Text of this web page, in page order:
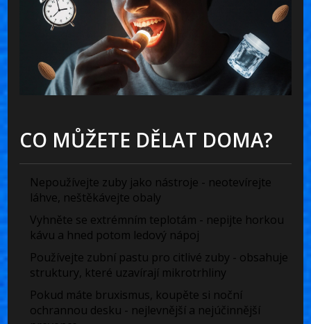
CO MŮŽETE DĚLAT DOMA?
Nepoužívejte zuby jako nástroje - neotevírejte
láhve, neštěkávejte obaly
Vyhněte se extrémním teplotám - nepijte horkou
kávu a hned potom ledový nápoj
Používejte zubní pastu pro citlivé zuby - obsahuje
struktury, které uzavírají mikrotrhliny
Pokud máte bruxismus, koupěte si noční
ochrannou desku - nejlevnější a nejúčinnější